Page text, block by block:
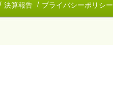
決算報告 プライバシーポリシー